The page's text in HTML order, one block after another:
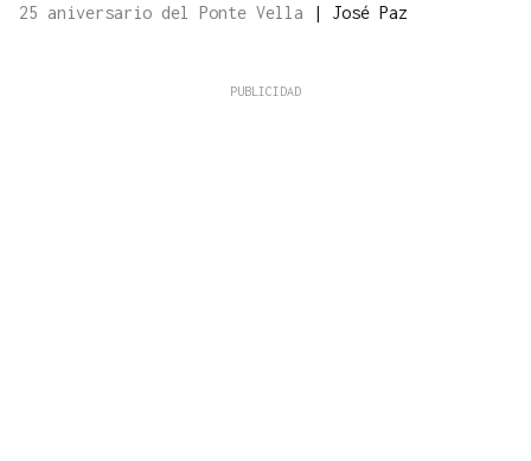
25 aniversario del Ponte Vella
| José Paz